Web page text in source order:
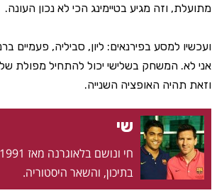
מתועלת, וזה מגיע בטיימינג הכי לא נכון העונה.
ועכשיו למסע בפירנאים: ליון, סביליה, פעמיים
אני לא. המשחק בשלישי יכול להתחיל מפולת
וזאת תהיה האופציה השנייה.
שי
בתיכון, והשאר היסטוריה.